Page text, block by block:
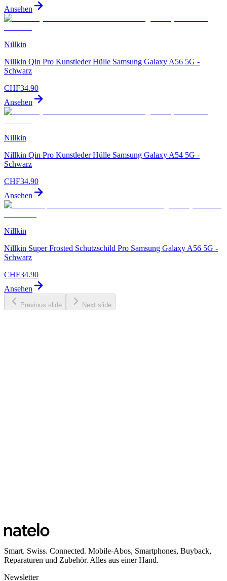
Ansehen
Nillkin
Nillkin Qin Pro Kunstleder Hülle Samsung Galaxy A56 5G -
Schwarz
CHF34.90
Ansehen
Nillkin
Nillkin Qin Pro Kunstleder Hülle Samsung Galaxy A54 5G -
Schwarz
CHF34.90
Ansehen
Nillkin
Nillkin Super Frosted Schutzschild Pro Samsung Galaxy A56 5G -
Schwarz
CHF34.90
Ansehen
Previous slide Next slide
Smart. Swiss. Connected. Mobile-Abos, Smartphones, Buyback,
Reparaturen und Zubehör. Alles aus einer Hand.
Newsletter